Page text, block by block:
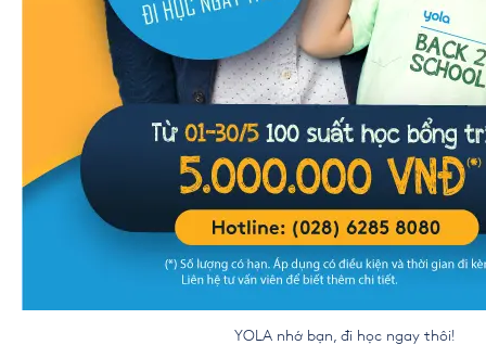
YOLA nhớ bạn, đi học ngay thôi!